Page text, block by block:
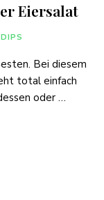
Eiersalat
Bei diesem
total einfach
oder …